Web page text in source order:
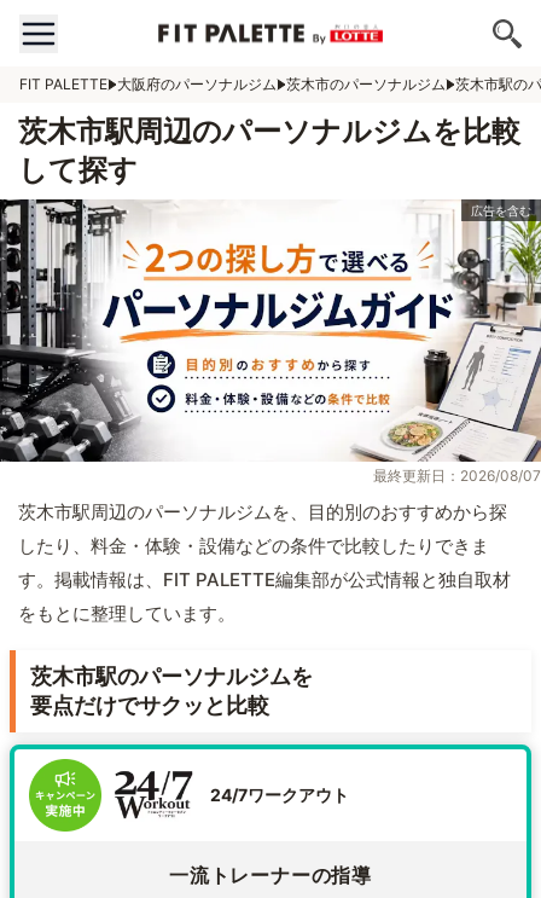
FIT PALETTE 大阪府のパーソナルジム 茨木市のパーソナルジム 茨木市駅の
茨木市駅周辺のパーソナルジムを比較
して探す
最終更新日：2026/08/07
茨木市駅周辺のパーソナルジムを、目的別のおすすめから探
したり、料金・体験・設備などの条件で比較したりできま
す。掲載情報は、FIT PALETTE編集部が公式情報と独自取材
をもとに整理しています。
茨木市駅のパーソナルジムを
要点だけでサクッと比較
24/7ワークアウト
一流トレーナーの指導